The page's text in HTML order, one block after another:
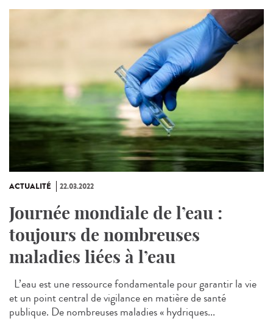
ACTUALITÉ 22.03.2022
Journée mondiale de l’eau :
toujours de nombreuses
maladies liées à l’eau
L’eau est une ressource fondamentale pour garantir la vie
et un point central de vigilance en matière de santé
publique. De nombreuses maladies « hydriques...